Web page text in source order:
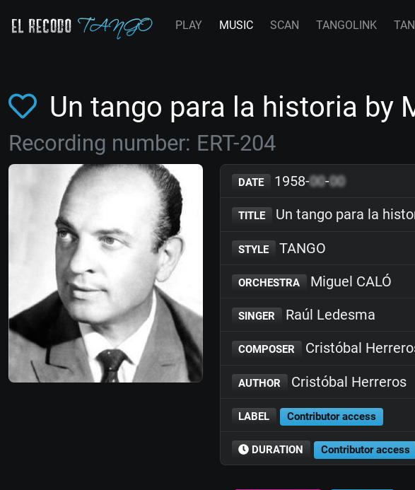
PLAY MUSIC SCAN TANGOLINK
Un tango para la historia by
Recording number: ERT-204
DATE 1958-00-00
TITLE Un tango para la
STYLE TANGO
ORCHESTRA Miguel CALÓ
SINGER Raúl Ledesma
COMPOSER Cristóbal
AUTHOR Cristóbal Herreros
LABEL Contributor access
DURATION Contributor access